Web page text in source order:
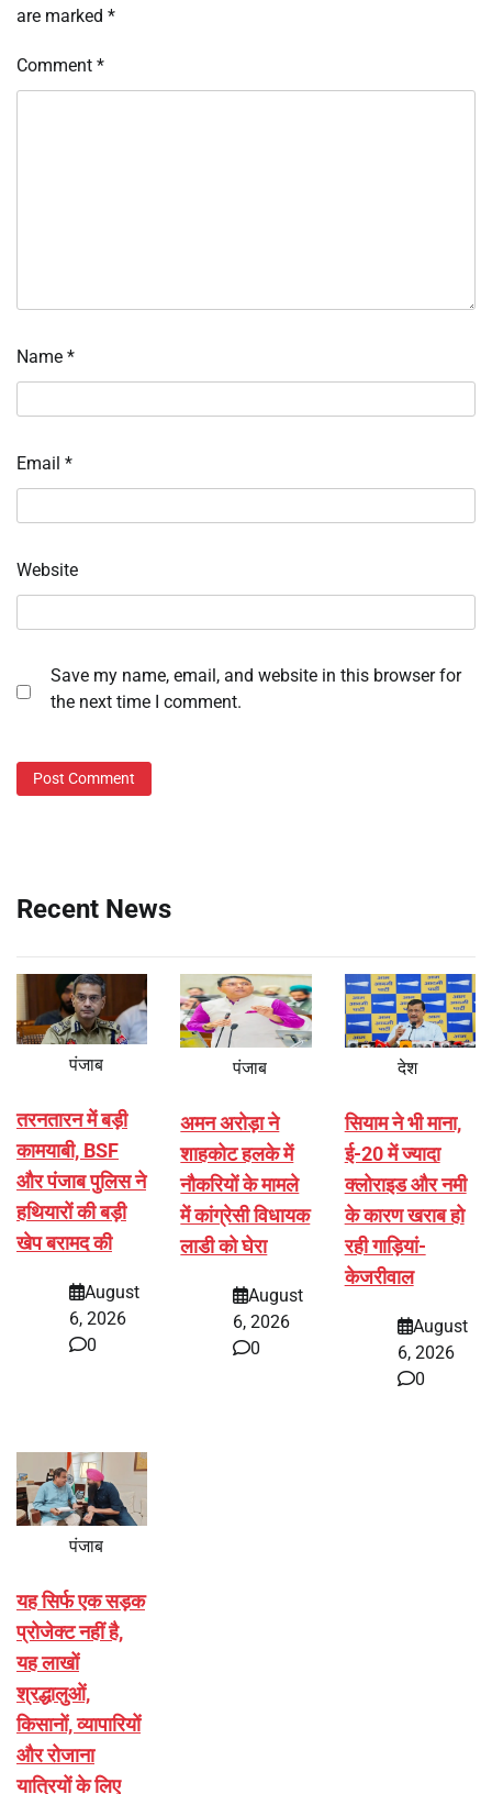
are marked *
Comment *
Name *
Email *
Website
Save my name, email, and website in this browser for
the next time I comment.
Recent News
पंजाब
तरनतारन में बड़ी
कामयाबी, BSF
और पंजाब पुलिस ने
हथियारों की बड़ी
खेप बरामद की
August
6, 2026
0
पंजाब
अमन अरोड़ा ने
शाहकोट हलके में
नौकरियों के मामले
में कांग्रेसी विधायक
लाडी को घेरा
August
6, 2026
0
देश
सियाम ने भी माना,
ई-20 में ज्यादा
क्लोराइड और नमी
के कारण खराब हो
रही गाड़ियां-
केजरीवाल
August
6, 2026
0
पंजाब
यह सिर्फ एक सड़क
प्रोजेक्ट नहीं है,
यह लाखों
श्रद्धालुओं,
किसानों, व्यापारियों
और रोजाना
यात्रियों के लिए